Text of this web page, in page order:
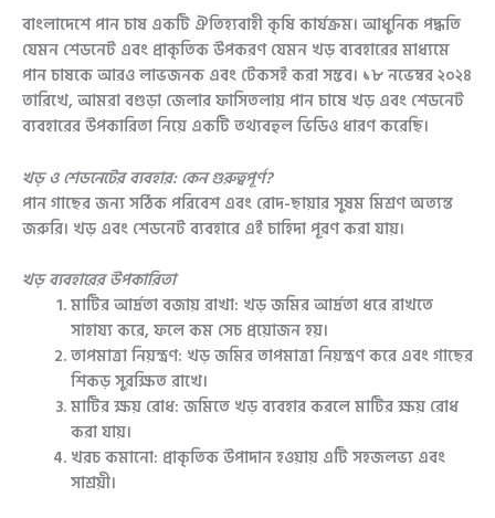
বাংলাদেশে পান চাষ একটি ঐতিহ্যবাহী কৃষি কার্যক্রম। আধুনিক পদ্ধতি
যেমন শেডনেট এবং প্রাকৃতিক উপকরণ যেমন খড় ব্যবহারের মাধ্যমে
পান চাষকে আরও লাভজনক এবং টেকসই করা সম্ভব। ১৮ নভেম্বর ২০২৪
তারিখে, আমরা বগুড়া জেলার ফাসিতলায় পান চাষে খড় এবং শেডনেট
ব্যবহারের উপকারিতা নিয়ে একটি তথ্যবহুল ভিডিও ধারণ করেছি।
খড় ও শেডনেটের ব্যবহার: কেন গুরুত্বপূর্ণ?
পান গাছের জন্য সঠিক পরিবেশ এবং রোদ-ছায়ার সুষম মিশ্রণ অত্যন্ত
জরুরি। খড় এবং শেডনেট ব্যবহারে এই চাহিদা পূরণ করা যায়।
খড় ব্যবহারের উপকারিতা
মাটির আর্দ্রতা বজায় রাখা: খড় জমির আর্দ্রতা ধরে রাখতে
সাহায্য করে, ফলে কম সেচ প্রয়োজন হয়।
তাপমাত্রা নিয়ন্ত্রণ: খড় জমির তাপমাত্রা নিয়ন্ত্রণ করে এবং গাছের
শিকড় সুরক্ষিত রাখে।
মাটির ক্ষয় রোধ: জমিতে খড় ব্যবহার করলে মাটির ক্ষয় রোধ
করা যায়।
খরচ কমানো: প্রাকৃতিক উপাদান হওয়ায় এটি সহজলভ্য এবং
সাশ্রয়ী।